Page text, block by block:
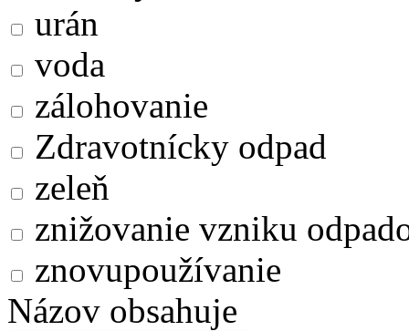
urán
voda
zálohovanie
Zdravotnícky odpad
zeleň
znižovanie vzniku
znovupoužívanie
Názov obsahuje